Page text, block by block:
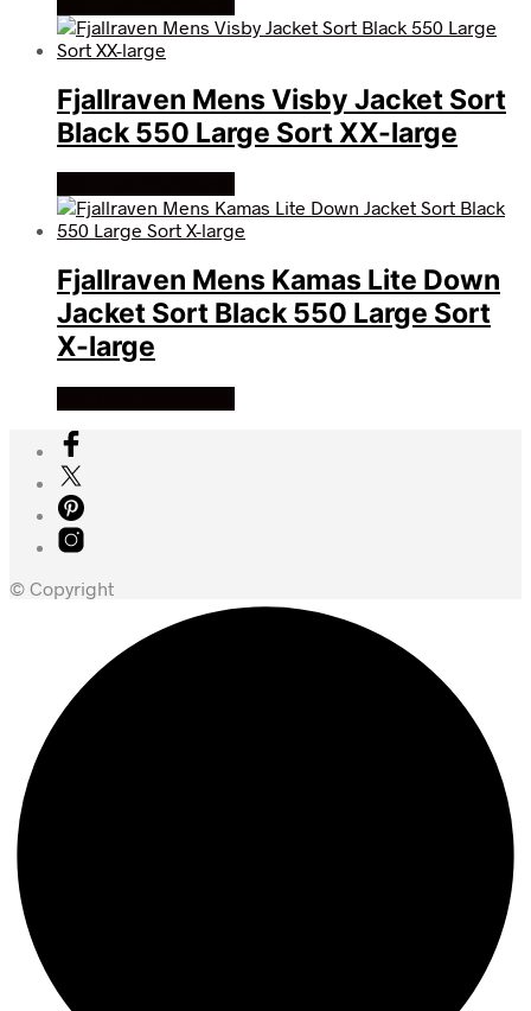
Fjallraven Mens Visby Jacket Sort
Black 550 Large Sort XX-large
Fjallraven Mens Kamas Lite Down
Jacket Sort Black 550 Large Sort
X-large
© Copyright